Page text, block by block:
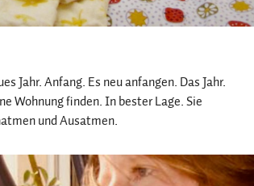
Jahr. Anfang. Es neu anfangen. Das Jahr.
Wohnung finden. In bester Lage. Sie
und Ausatmen.